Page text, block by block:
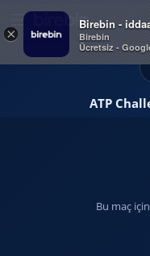
×
Birebin -
Birebin
Ücretsiz -
ATP
Bu maç